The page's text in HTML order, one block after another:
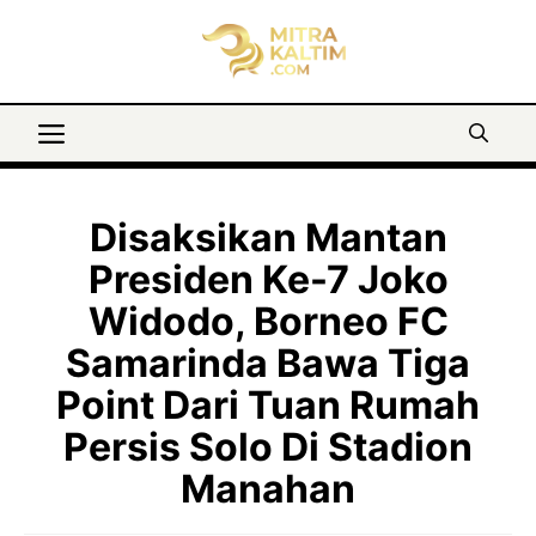
Menu
Disaksikan Mantan
Presiden Ke-7 Joko
Widodo, Borneo FC
Samarinda Bawa Tiga
Point Dari Tuan Rumah
Persis Solo Di Stadion
Manahan